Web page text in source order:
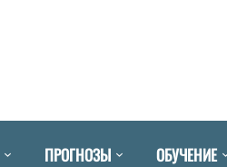
ПРОГНОЗЫ ОБУЧЕНИЕ